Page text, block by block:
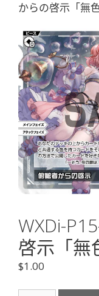
からの啓示「無色
WXDi-
啓示「無
$1.00